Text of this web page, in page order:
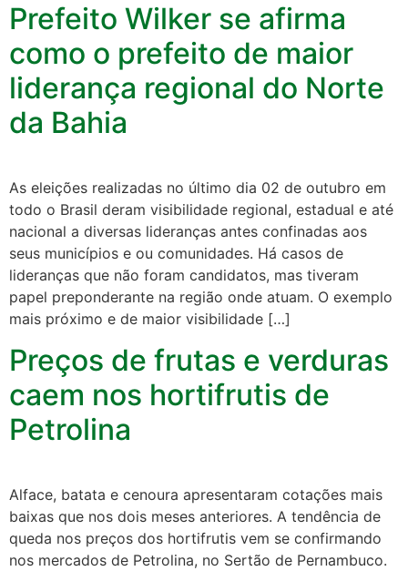
Prefeito Wilker se afirma
como o prefeito de maior
liderança regional do Norte
da Bahia
As eleições realizadas no último dia 02 de outubro em
todo o Brasil deram visibilidade regional, estadual e até
nacional a diversas lideranças antes confinadas aos
seus municípios e ou comunidades. Há casos de
lideranças que não foram candidatos, mas tiveram
papel preponderante na região onde atuam. O exemplo
mais próximo e de maior visibilidade […]
Preços de frutas e verduras
caem nos hortifrutis de
Petrolina
Alface, batata e cenoura apresentaram cotações mais
baixas que nos dois meses anteriores. A tendência de
queda nos preços dos hortifrutis vem se confirmando
nos mercados de Petrolina, no Sertão de Pernambuco.